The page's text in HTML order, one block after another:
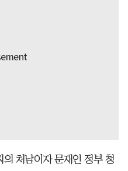
처남이자 문재인 정부 청